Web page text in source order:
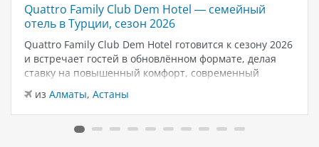
Quattro Family Club Dem Hotel — семейный
отель в Турции, сезон 2026
Quattro Family Club Dem Hotel готовится к сезону 2026
и встречает гостей в обновлённом формате, делая
ставку на повышенный комфорт, современный
дизайн и атмосферу спокойного семейного отдыха у
моря. Отель остаётся популярным выбором для тех,
кто ищет семейный отель в…
из Алматы, Астаны